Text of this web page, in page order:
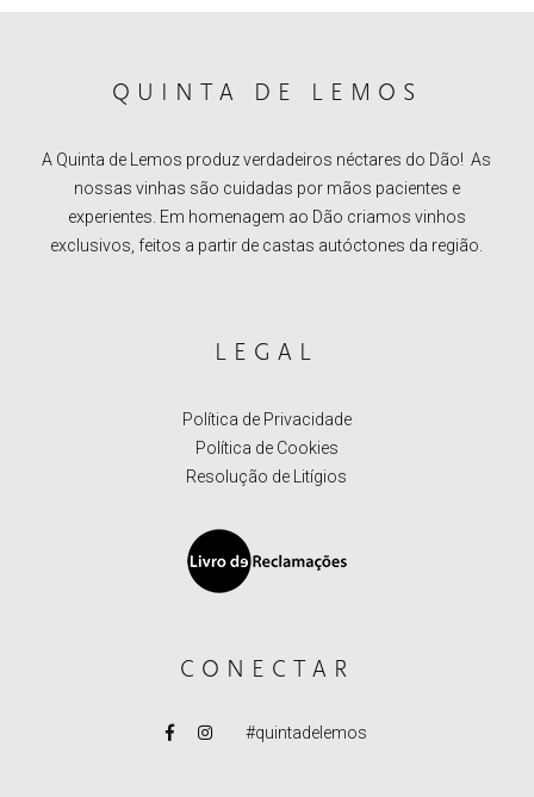
QUINTA DE LEMOS
A Quinta de Lemos produz verdadeiros néctares do Dão! As
nossas vinhas são cuidadas por mãos pacientes e
experientes. Em homenagem ao Dão criamos vinhos
exclusivos, feitos a partir de castas autóctones da região.
LEGAL
Política de Privacidade
Política de Cookies
Resolução de Litígios
CONECTAR
#quintadelemos